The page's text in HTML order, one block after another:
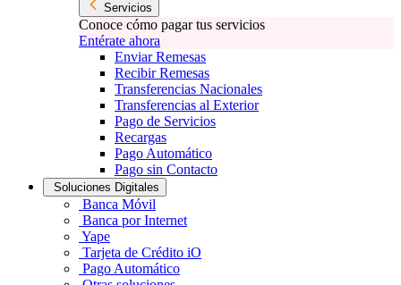
Servicios
Conoce cómo pagar tus servicios
Entérate ahora
Enviar Remesas
Recibir Remesas
Transferencias Nacionales
Transferencias al Exterior
Pago de Servicios
Recargas
Pago Automático
Pago sin Contacto
Soluciones Digitales
Banca Móvil
Banca por Internet
Yape
Tarjeta de Crédito iO
Pago Automático